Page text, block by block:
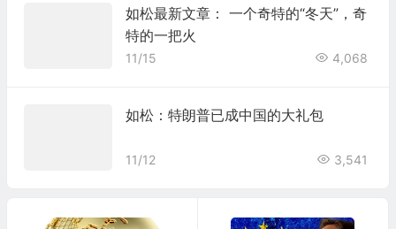
如松最新文章： 一个奇特的“冬天”，奇
特的一把火
11/15 4,068
如松：特朗普已成中国的大礼包
11/12 3,541